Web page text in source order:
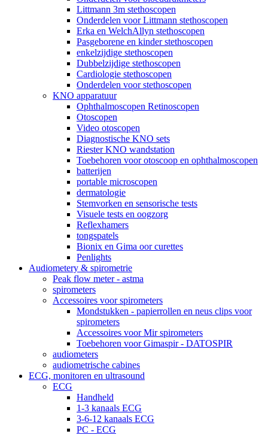
Littmann 3m stethoscopen
Onderdelen voor Littmann stethoscopen
Erka en WelchAllyn stethoscopen
Pasgeborene en kinder stethoscopen
enkelzijdige stethoscopen
Dubbelzijdige stethoscopen
Cardiologie stethoscopen
Onderdelen voor stethoscopen
KNO apparatuur
Ophthalmoscopen Retinoscopen
Otoscopen
Video otoscopen
Diagnostische KNO sets
Riester KNO wandstation
Toebehoren voor otoscoop en ophthalmoscopen
batterijen
portable microscopen
dermatologie
Stemvorken en sensorische tests
Visuele tests en oogzorg
Reflexhamers
tongspatels
Bionix en Gima oor curettes
Penlights
Audiometery & spirometrie
Peak flow meter - astma
spirometers
Accessoires voor spirometers
Mondstukken - papierrollen en neus clips voor
spirometers
Accessoires voor Mir spirometers
Toebehoren voor Gimaspir - DATOSPIR
audiometers
audiometrische cabines
ECG, monitoren en ultrasound
ECG
Handheld
1-3 kanaals ECG
3-6-12 kanaals ECG
PC - ECG